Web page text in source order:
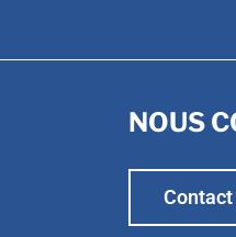
NOUS
Contact